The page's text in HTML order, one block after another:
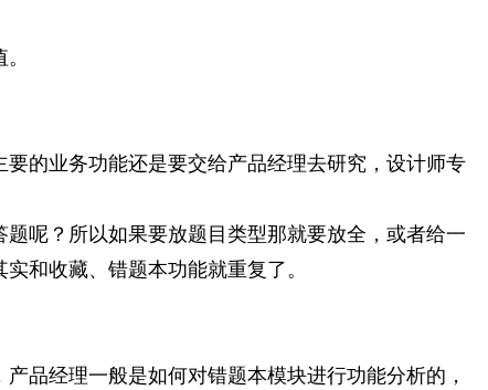
的业务功能还是要交给产品经理去研究，设计师专
呢？所以如果要放题目类型那就要放全，或者给一
和收藏、错题本功能就重复了。
品经理一般是如何对错题本模块进行功能分析的，